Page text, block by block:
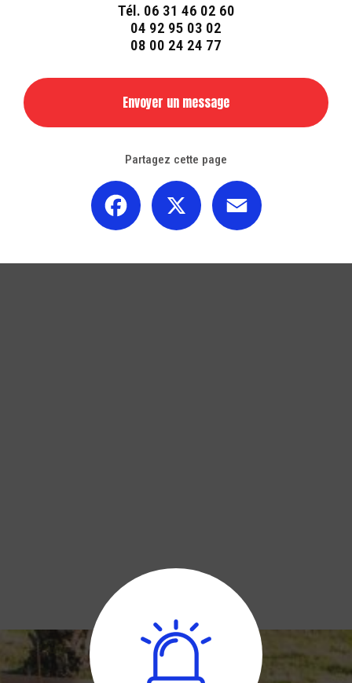
Tél. 06 31 46 02 60
04 92 95 03 02
08 00 24 24 77
Envoyer un message
Partagez cette page
Facebook